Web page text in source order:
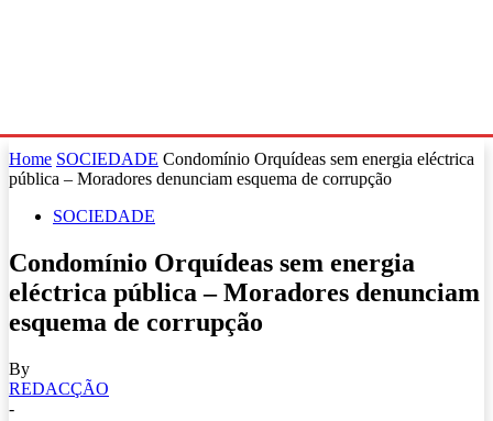
Home SOCIEDADE Condomínio Orquídeas sem energia eléctrica
pública – Moradores denunciam esquema de corrupção
SOCIEDADE
Condomínio Orquídeas sem energia
eléctrica pública – Moradores denunciam
esquema de corrupção
By
REDACÇÃO
-